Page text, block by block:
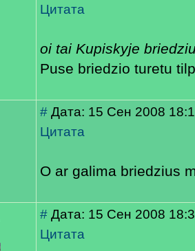
Цитата
oi tai Kupiskyje
Puse briedzio turetu
# Дата: 15 Сен 2008
Цитата
O ar galima briedzius
# Дата: 15 Сен 2008
Цитата